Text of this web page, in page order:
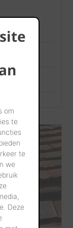
om
te
te
we
Deze